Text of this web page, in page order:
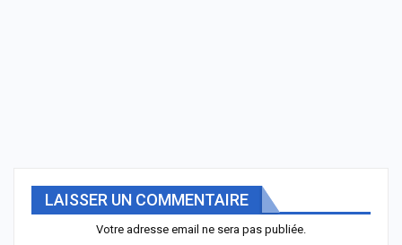
LAISSER UN COMMENTAIRE
Votre adresse email ne sera pas publiée.